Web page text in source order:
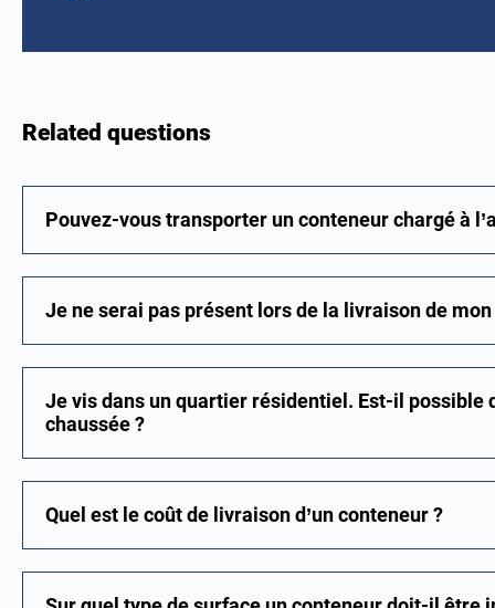
Related questions
Pouvez-vous transporter un conteneur chargé à
Je ne serai pas présent lors de la livraison de
Je vis dans un quartier résidentiel. Est-il possible
chaussée ?
Quel est le coût de livraison d’un conteneur ?